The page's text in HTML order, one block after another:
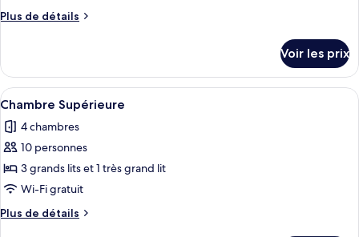
chambre :
Plus de détails
Plus
le
type
de
Chambre
Supérieure
Voir les prix
Afficher
toutes
les
photos
pour
ce
type
de
Une chambre à coucher avec un lit,
1
Chambre Supérieure
4 chambres
10 personnes
3 grands lits et 1 très grand lit
Wi-Fi gratuit
Plus de détails
Plus